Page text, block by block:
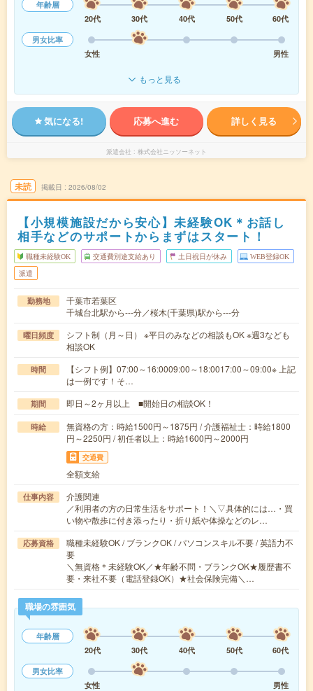
年齢層
20代
30代 40代 50代
60代
男女比率
女性
男性
もっと見る
気になる! 応募へ進む 詳しく見る
派遣会社 株式会社ニッソーネット
未読 掲載日 2026/08/02
【小規模施設だから安心】未経験OK＊お話し
相手などのサポートからまずはスタート！
職種未経験OK 交通費別途支給あり 土日祝日が休み WEB登録OK
派遣
勤務地
千葉市若葉区
千城台北駅から---分／桜木(千葉県)駅から---分
曜日頻度
シフト制（月～日） ※平日のみなどの相談もOK ※週3なども
相談OK
時間
【シフト例】07:00～16:0009:00～18:0017:00～09:00※ 上記
は一例です！そ…
期間 即日～2ヶ月以上 ■開始日の相談OK！
時給
無資格の方：時給1500円～1875円 / 介護福祉士：時給1800
円～2250円 / 初任者以上：時給1600円～2000円
交通費
全額支給
仕事内容
介護関連
／利用者の方の日常生活をサポート！＼▽具体的には…・買
い物や散歩に付き添ったり・折り紙や体操などのレ…
応募資格
職種未経験OK / ブランクOK / パソコンスキル不要 / 英語力不
要
＼無資格＊未経験OK／★年齢不問・ブランクOK★履歴書不
要・来社不要（電話登録OK）★社会保険完備＼…
職場の雰囲気
年齢層
20代
30代 40代 50代
60代
男女比率
女性
男性